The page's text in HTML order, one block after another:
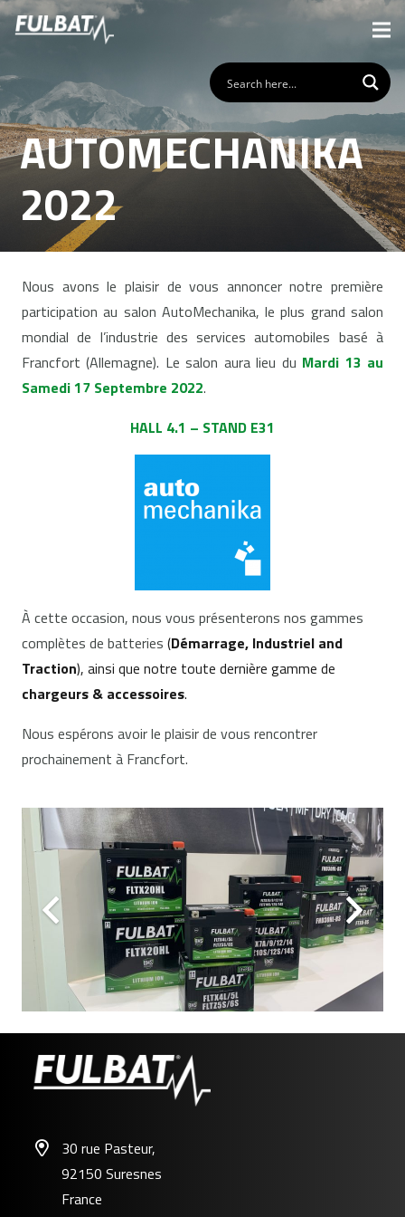
AUTOMECHANIKA
2022
Nous avons le plaisir de vous annoncer notre première
participation au salon AutoMechanika, le plus grand salon
mondial de l’industrie des services automobiles basé à
Francfort (Allemagne). Le salon aura lieu du Mardi 13 au
Samedi 17 Septembre 2022.
HALL 4.1 – STAND E31
À cette occasion, nous vous présenterons nos gammes
complètes de batteries (Démarrage, Industriel and
Traction), ainsi que notre toute dernière gamme de
chargeurs & accessoires.
Nous espérons avoir le plaisir de vous rencontrer
prochainement à Francfort.
30 rue Pasteur,
92150 Suresnes
France